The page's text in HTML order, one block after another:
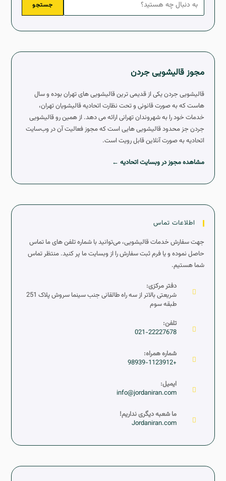
جستجو
مجوز قالیشویی جردن
قالیشویی جردن یکی از قدیمی ترین قالیشویی های تهران بوده و سال
هاست که به صورت قانونی و تحت نظارت اتحادیه قالیشویان تهران،
خدمات خود را به شهروندان تهرانی ارائه می دهد. از همین رو قالیشویی
جردن جز محدود قالیشویی هایی است که مجوز فعالیت آن در وب‌سایت
اتحادیه به صورت آنلاین قابل رویت است.
مشاهده مجوز در وبسایت اتحادیه ←
اطلاعات تماس
جهت سفارش خدمات قالیشویی، می‌توانید با شماره تلفن های ما تماس
حاصل نموده و یا فرم ثبت سفارش را از وبسایت ما پر کنید. منتظر تماس
شما هستیم.
دفتر مرکزی:
شریعتی بالاتر از سه راه طالقانی جنب سینما سروش پلاک 251
طبقه سوم
تلفن:
021-22227678
شماره همراه:
+98939-1123912
ایمیل:
info@jordaniran.com
ما شعبه دیگری نداریم!
Jordaniran.com